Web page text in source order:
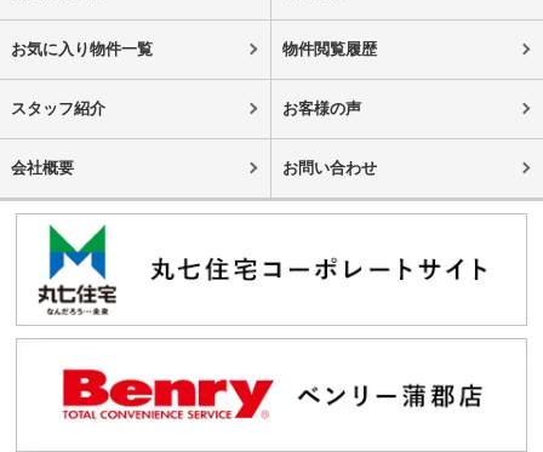
お気に入り物件一覧 物件閲覧履歴
スタッフ紹介 お客様の声
会社概要 お問い合わせ